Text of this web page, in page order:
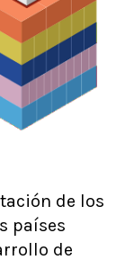
de los
países
de